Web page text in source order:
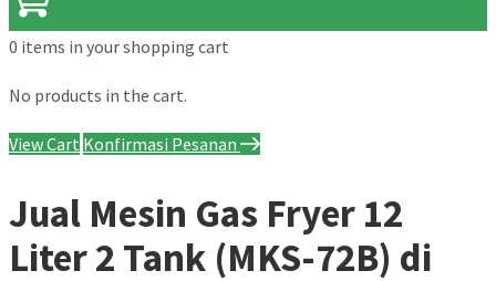
0 items in your shopping cart
No products in the cart.
View Cart Konfirmasi Pesanan
Jual Mesin Gas Fryer 12
Liter 2 Tank (MKS-72B) di